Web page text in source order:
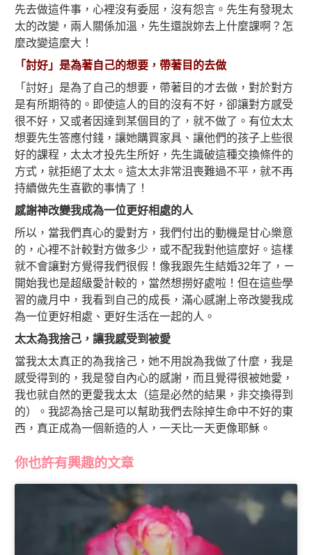
先去做這件事，心裡沒有委屈，沒有怨言。先生有發現太
太的改變，兩人關係加溫，先生還說妳去上什麼課啊？怎
麼改變這麼大！
「討好」是為著自己的想要，帶著目的去做
「討好」是為了自己的想要，帶著目的才去做，對於對方
是有所期待的。即使這人的目的沒有不好，卻讓對方感受
很不好，又或者因達到某個目的了，就不做了。有位太太
想要先生答應付錢，讓她購買家具、讓他們的孩子上些很
好的課程，太太才投先生所好，先生識破這種交換條件的
方式，就拒絕了太太。這太太非常沮喪難過不平，就不再
持續做先生喜歡的事情了！
感謝神改變我成為一位更好相處的人
所以，當我們真心的愛對方，我們付出的動機是甘心樂意
的，心裡不計較對方做多少，或不配我對他這麼好。這樣
就不會讓對方覺得我們很假！像我跟先生結婚32年了，ㄧ
開始我也是超級愛計較的，當然想撈好處啦！但在這些學
習的歲月中，我看到自己的成長，滿心感謝上帝改變我成
為一位更好相處、更好生活在一起的人。
太太為我捨己，讓我感受到被愛
當我太太真正的為我捨己，她不用說為我做了什麼，我是
感受得到的，我是發自內心的感謝，而且覺得很被她愛，
我也就自然的更愛我太太（這是必然的結果，非交換得到
的）。我認為捨己是可以幫助我們去除掉生命中不好的東
西，真正成為一個新造的人，一天比一天更像耶穌。
你也許有興趣的文章